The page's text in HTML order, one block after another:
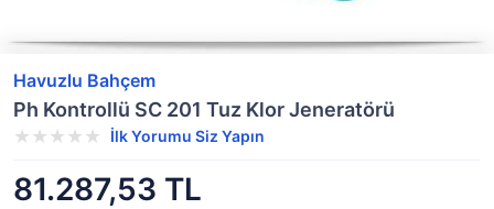
Havuzlu Bahçem
Ph Kontrollü SC 201 Tuz Klor Jeneratörü
İlk Yorumu Siz Yapın
81.287,53 TL